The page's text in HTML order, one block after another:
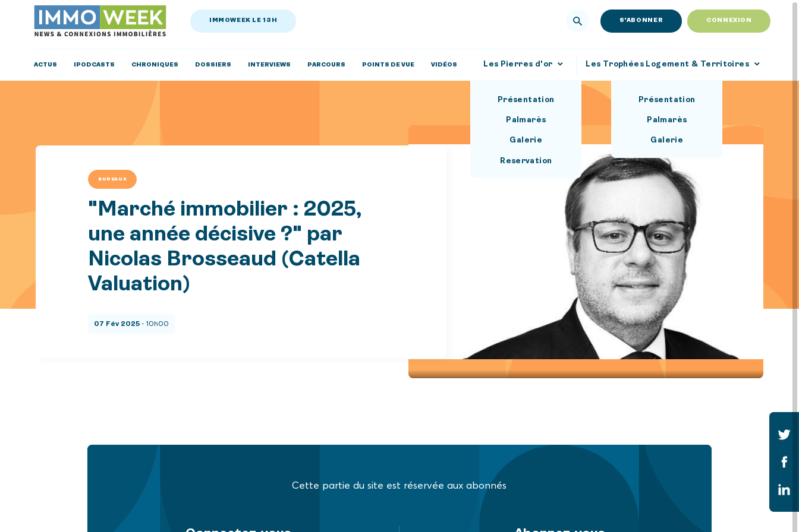
IMMOWEEK LE 13H S'ABONNER CONNEXION
ACTUS IPODCASTS CHRONIQUES DOSSIERS INTERVIEWS PARCOURS POINTS DE VUE VIDÉOS Les Pierres d'or
Présentation
Palmarès
Galerie
Reservation
Les Trophées Logement & Territoires
Présentation
Palmarès
Galerie
BUREAUX
"Marché immobilier : 2025,
une année décisive ?" par
Nicolas Brosseaud (Catella
Valuation)
07 Fév 2025 - 10h00
Cette partie du site est réservée aux abonnés